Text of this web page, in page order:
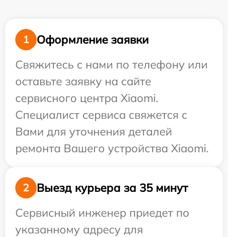
1
Оформление заявки
Свяжитесь с нами по телефону или
оставьте заявку на сайте
сервисного центра Xiaomi.
Специалист сервиса свяжется с
Вами для уточнения деталей
ремонта Вашего устройства Xiaomi.
2
Выезд курьера за 35 минут
Сервисный инженер приедет по
указанному адресу для